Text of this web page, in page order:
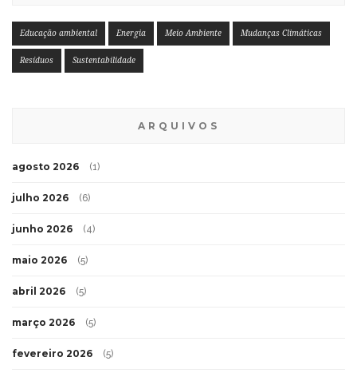
Educação ambiental Energia Meio Ambiente Mudanças Climáticas
Resíduos Sustentabilidade
ARQUIVOS
agosto 2026 (1)
julho 2026 (6)
junho 2026 (4)
maio 2026 (5)
abril 2026 (5)
março 2026 (5)
fevereiro 2026 (5)